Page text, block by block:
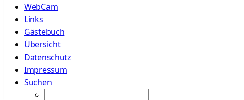
WebCam
Links
Gästebuch
Übersicht
Datenschutz
Impressum
Suchen